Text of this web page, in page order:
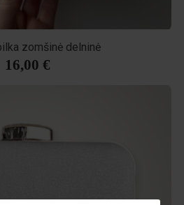
zomšinė delninė
16,00 €